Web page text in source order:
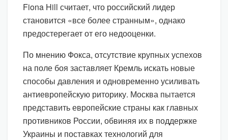
Fiona Hill считает, что российский лидер
становится «все более странным», однако
предостерегает от его недооценки.
По мнению Фокса, отсутствие крупных успехов
на поле боя заставляет Кремль искать новые
способы давления и одновременно усиливать
антиевропейскую риторику. Москва пытается
представить европейские страны как главных
противников России, обвиняя их в поддержке
Украины и поставках технологий для